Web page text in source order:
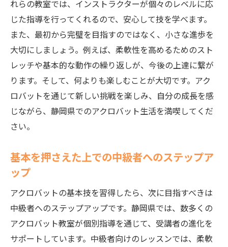
れらの教室では、インストラクターが個々のレベルに応
じた指導を行ってくれるので、安心して技を学べます。
また、最初から完璧を目指すのではなく、小さな進歩を
大切にしましょう。例えば、柔軟性を高めるためのスト
レッチや基本的な動作の繰り返しが、今後の上達に繋が
ります。そして、何よりも楽しむことが大切です。アク
ロバットを通じて新しい挑戦を楽しみ、自分の成長を感
じながら、静岡県でのアクロバット生活を満喫してくだ
さい。
基本を押さえた上での中級者へのステップア
ップ
アクロバットの基本技を習得したら、次に目指すべきは
中級者へのステップアップです。静岡県では、数多くの
アクロバット教室が個別指導を通じて、受講者の進化を
サポートしています。中級者向けのレッスンでは、柔軟